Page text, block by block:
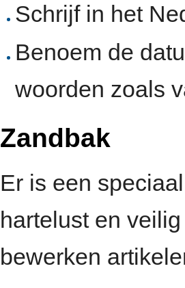
Schrijf in het
Benoem de
woorden zoals
Zandbak
Er is een
hartelust en
bewerken